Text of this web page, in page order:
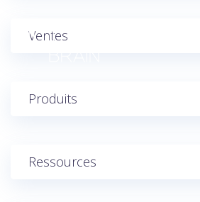
Ventes
Produits
Ressources